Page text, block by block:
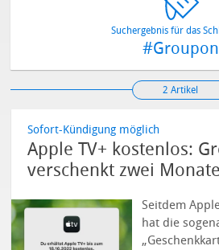
Suchergebnis für das
#Groupon
2 Artikel
Sofort-Kündigung möglich
Apple TV+ kostenlos:
verschenkt zwei Monate
Seitdem
hat die